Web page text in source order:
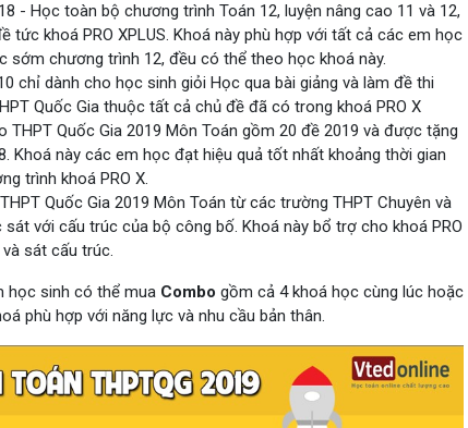
- Học toàn bộ chương trình Toán 12, luyện nâng cao 11 và 12,
tức khoá PRO XPLUS. Khoá này phù hợp với tất cả các em học
sớm chương trình 12, đều có thể theo học khoá này.
chỉ dành cho học sinh giỏi Học qua bài giảng và làm đề thi
Quốc Gia thuộc tất cả chủ đề đã có trong khoá PRO X
THPT Quốc Gia 2019 Môn Toán gồm 20 đề 2019 và được tặng
Khoá này các em học đạt hiệu quả tốt nhất khoảng thời gian
trình khoá PRO X.
Quốc Gia 2019 Môn Toán từ các trường THPT Chuyên và
với cấu trúc của bộ công bố. Khoá này bổ trợ cho khoá PRO
sát cấu trúc.
học sinh có thể mua Combo gồm cả 4 khoá học cùng lúc hoặc
phù hợp với năng lực và nhu cầu bản thân.